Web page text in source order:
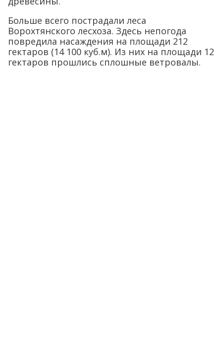
Больше всего пострадали леса
Ворохтянского лесхоза. Здесь непогода
повредила насаждения на площади 212
гектаров (14 100 куб.м). Из них на площади 12
гектаров прошлись сплошные ветровалы.